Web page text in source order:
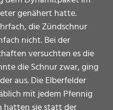
genähert hatte.
die Zündschnur
nicht. Bei der
versuchten es die
die Schnur zwar, ging
aus. Die Elberfelder
mit jedem Pfennig